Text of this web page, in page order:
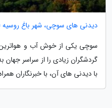
دیدنی های سوچی، شهر باغ
سوچی یکی از خوش آب و
گردشگران زیادی را از سراسر
با دیدنی های آن، با خبرنگاران